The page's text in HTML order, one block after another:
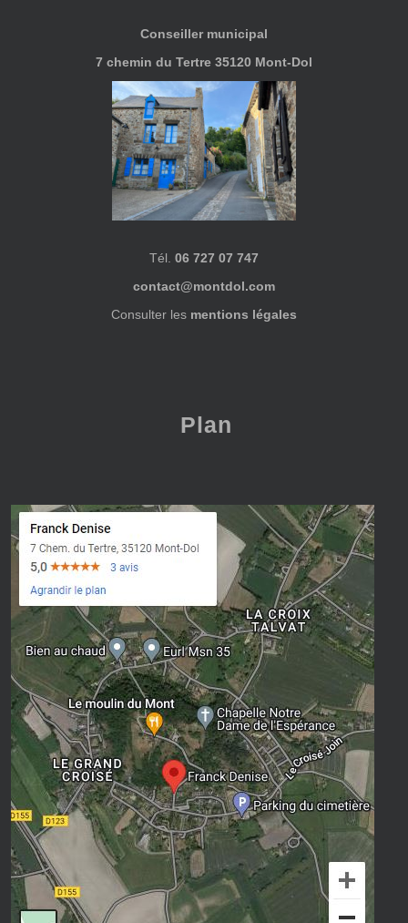
Conseiller municipal
7 chemin du Tertre 35120 Mont-Dol
Tél. 06 727 07 747
contact@montdol.com
Consulter les mentions légales
Plan